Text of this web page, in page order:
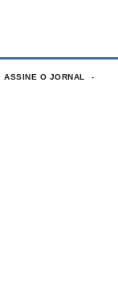
ASSINE O JORNAL